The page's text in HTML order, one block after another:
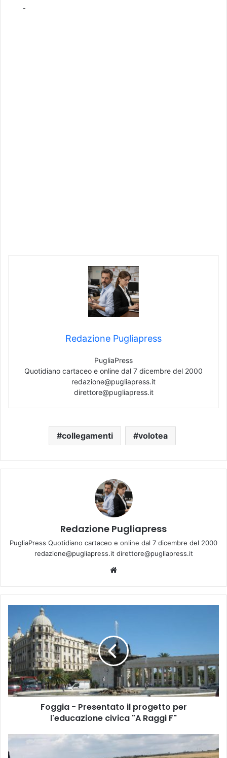
Redazione Pugliapress
PugliaPress
Quotidiano cartaceo e online dal 7 dicembre del 2000
redazione@pugliapress.it
direttore@pugliapress.it
collegamenti volotea
Redazione Pugliapress
PugliaPress Quotidiano cartaceo e online dal 7 dicembre del 2000
redazione@pugliapress.it direttore@pugliapress.it
te
g
g
i
a
-
P
r
Foggia - Presentato il progetto per
l'educazione civica "A Raggi F"
T
a